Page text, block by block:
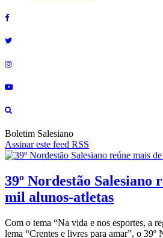
Boletim Salesiano
Assinar este feed RSS
39º Nordestão Salesiano
mil alunos-atletas
Com o tema “Na vida e nos esportes, a
lema “Crentes e livres para amar”, o 39º